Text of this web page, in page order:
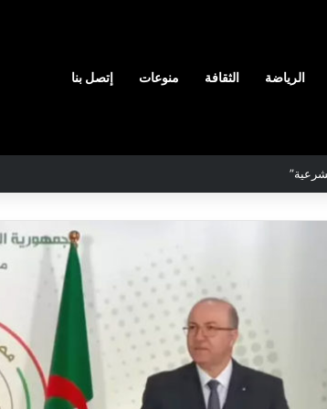
الرياضة الثقافة منوعات إتصل بنا
المدافع
شمس